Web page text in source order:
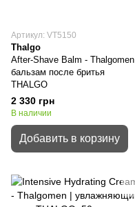
Артикул: VT5150
Thalgo
After-Shave Balm - Thalgomen |
бальзам после бритья
THALGO
2 330 грн
В наличии
Добавить в корзину